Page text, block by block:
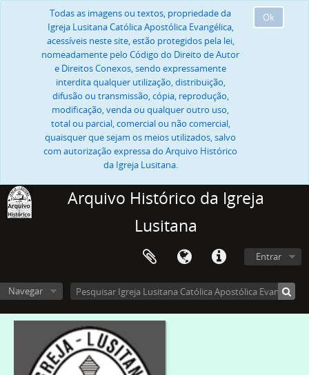
Ok
Todas as imagens ou textos, propriedade da
Igreja Lusitana Católica Apostólica Evangélica,
acessíveis neste site, estão protegidos pela lei,
nomeadamente pelo Código do Direito de Autor
e Direitos Conexos, sendo expressamente
interdita qualquer utilização, distribuição,
difusão ou transmissão, cópia, reprodução,
modificação, venda ou qualquer outro uso,
total ou parcial, comercial ou não comercial,
quaisquer que sejam os meios utilizados, salvo
com autorização expressa do Arquivo Histórico
da Igreja Lusitana.
Arquivo Histórico da Igreja
Lusitana
Entrar
Navegar